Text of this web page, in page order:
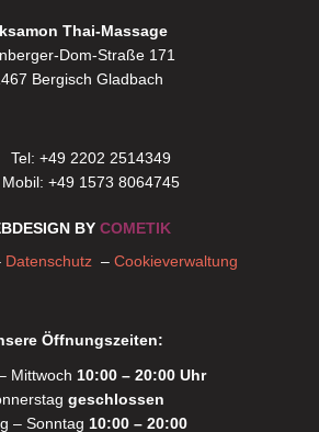
Thai-Massage
Dom-Straße 171
Bergisch Gladbach
Tel: +49 2202 2514349
Mobil: +49 1573 8064745
BY COMETIK
Datenschutz – Cookieverwaltung
Öffnungszeiten:
Mittwoch 10:00 – 20:00 Uhr
geschlossen
– Sonntag 10:00 – 20:00